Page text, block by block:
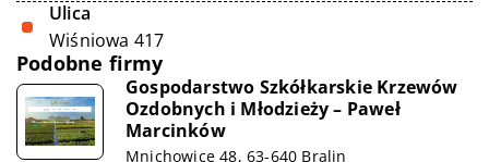
Ulica
Wiśniowa 417
Podobne firmy
Gospodarstwo Szkółkarskie Krzewów
Ozdobnych i Młodzieży – Paweł
Marcinków
Mnichowice 48, 63-640 Bralin